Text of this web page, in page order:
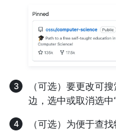
（可选）要更改可
边，选中或取消选
（可选）为便于查